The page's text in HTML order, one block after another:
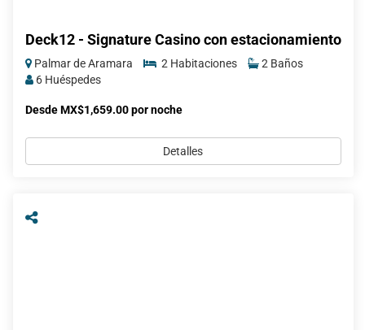
Deck12 - Signature Casino con estacionamiento
Palmar de Aramara 2 Habitaciones
2 Baños
6 Huéspedes
Desde MX$1,659.00 por noche
Detalles